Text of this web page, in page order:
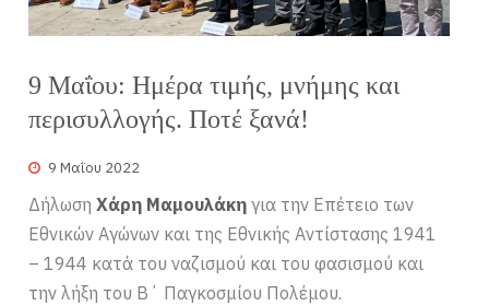
9 Μαΐου: Ημέρα τιμής, μνήμης και
περισυλλογής. Ποτέ ξανά!
9 Μαΐου 2022
ΔήλωσηΧάρη Μαμουλάκη για την Επέτειο των
Εθνικών Αγώνων και της Εθνικής Αντίστασης 1941
– 1944 κατά του ναζισμού και του φασισμού και
την λήξη του Β΄ Παγκοσμίου Πολέμου.